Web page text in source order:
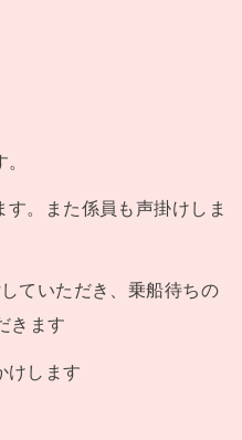
。また係員も声掛けしま
ていただき、乗船待ちの
きます
けします